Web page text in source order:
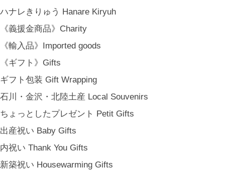
ハナレきりゅう Hanare Kiryuh
《義援金商品》Charity
《輸入品》Imported goods
《ギフト》Gifts
ギフト包装 Gift Wrapping
石川・金沢・北陸土産 Local Souvenirs
ちょっとしたプレゼント Petit Gifts
出産祝い Baby Gifts
内祝い Thank You Gifts
新築祝い Housewarming Gifts
金沢・北陸で生まれたさまざまな作品を中心に、物語を宿し、使う人の
日常という大切な時間にそっと寄り添う品々をキュレート。それぞれの